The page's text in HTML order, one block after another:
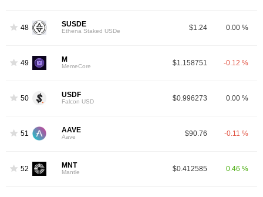
48 SUSDE
Ethena Staked USDe $1.24 0.00 %
49 M
MemeCore $1.158751 -0.12 %
50 USDF
Falcon USD $0.996273 0.00 %
51 AAVE
Aave $90.76 -0.11 %
52 MNT
Mantle $0.412585 0.46 %